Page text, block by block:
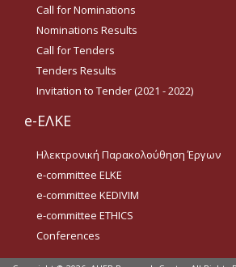
Guidelines Archive
Documents
News
Nominations
Call for Nominations
Call for Tenders
Call for Nominations
Nominations Results
Call for Tenders
Tenders Results
Invitation to Tender (2021 - 2022)
e-ΕΛΚΕ
Ηλεκτρονική Παρακολούθηση Έργων
e-committee ELKE
e-committee KEDIVIM
e-committee ETHICS
Conferences